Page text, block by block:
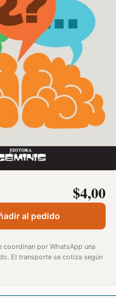
$4,00
al pedido
coordinan por WhatsApp una
El transporte se cotiza según